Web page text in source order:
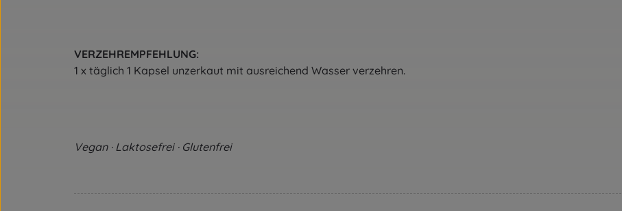
VERZEHREMPFEHLUNG:
1 x täglich 1 Kapsel unzerkaut mit ausreichend Wasser verzehren.
Vegan · Laktosefrei · Glutenfrei